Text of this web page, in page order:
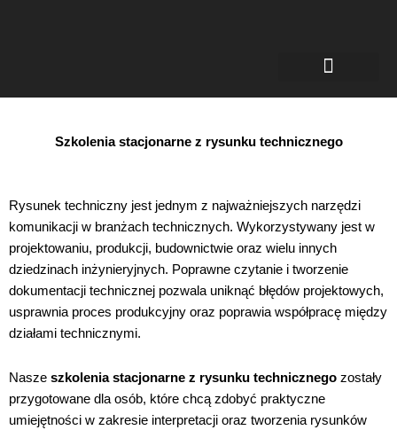
Szkolenia stacjonarne z rysunku technicznego
Rysunek techniczny jest jednym z najważniejszych narzędzi
komunikacji w branżach technicznych. Wykorzystywany jest w
projektowaniu, produkcji, budownictwie oraz wielu innych
dziedzinach inżynieryjnych. Poprawne czytanie i tworzenie
dokumentacji technicznej pozwala uniknąć błędów projektowych,
usprawnia proces produkcyjny oraz poprawia współpracę między
działami technicznymi.
Nasze szkolenia stacjonarne z rysunku technicznego zostały
przygotowane dla osób, które chcą zdobyć praktyczne
umiejętności w zakresie interpretacji oraz tworzenia rysunków